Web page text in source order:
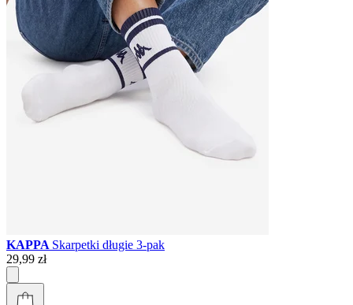
KAPPA Skarpetki długie 3-pak
29,99 zł